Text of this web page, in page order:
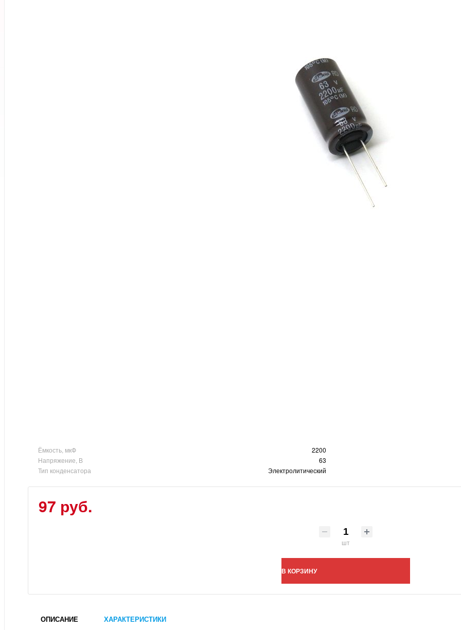
Ёмкость, мкФ
2200
Напряжение, В
63
Тип конденсатора
Электролитический
97 руб.
шт
В КОРЗИНУ
ОПИСАНИЕ ХАРАКТЕРИСТИКИ